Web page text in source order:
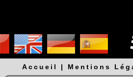
Accueil | Mentions